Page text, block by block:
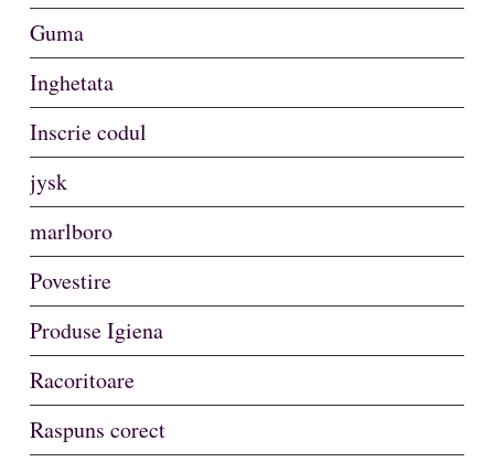
Guma
Inghetata
Inscrie codul
jysk
marlboro
Povestire
Produse Igiena
Racoritoare
Raspuns corect